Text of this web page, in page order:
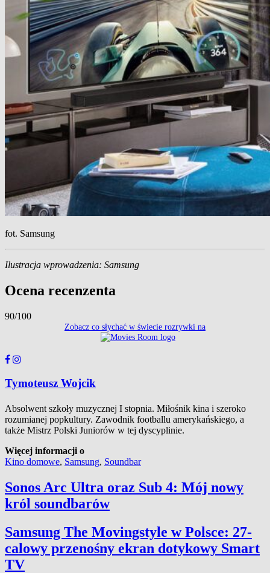
fot. Samsung
Ilustracja wprowadzenia: Samsung
Ocena recenzenta
90/100
Zobacz co słychać w świecie rozrywki na
Tymoteusz Wojcik
Absolwent szkoły muzycznej I stopnia. Miłośnik kina i szeroko
rozumianej popkultury. Zawodnik footballu amerykańskiego, a
także Mistrz Polski Juniorów w tej dyscyplinie.
Więcej informacji o
Kino domowe, Samsung, Soundbar
Sonos Arc Ultra oraz Sub 4: Mój nowy
król soundbarów
Samsung The Movingstyle w Polsce: 27-
calowy przenośny ekran dotykowy Smart
TV